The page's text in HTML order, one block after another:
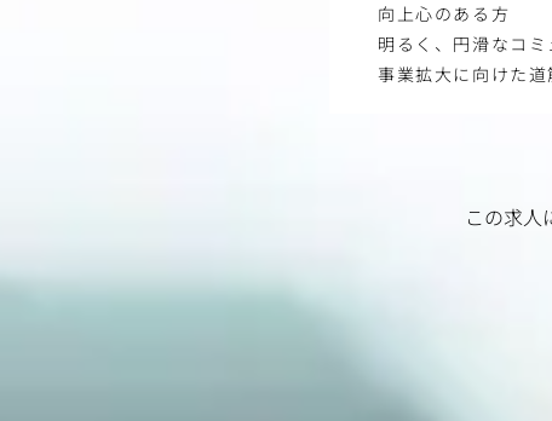
向上心のある方
明るく、円滑なコ
事業拡大に向けた
この求人